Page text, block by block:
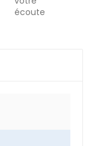
écoute